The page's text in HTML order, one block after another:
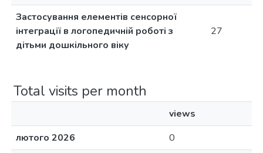
Застосування елементів сенсорної
інтеграції в логопедичній роботі з
дітьми дошкільного віку
27
Total visits per month
views
лютого 2026
0